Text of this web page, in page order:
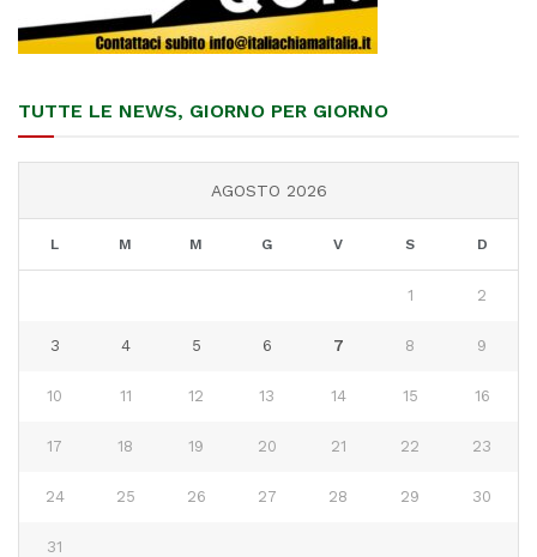
TUTTE LE NEWS, GIORNO PER GIORNO
AGOSTO 2026
L M M G V S D
1 2
3 4 5 6 7 8 9
10 11 12 13 14 15 16
17 18 19 20 21 22 23
24 25 26 27 28 29 30
31